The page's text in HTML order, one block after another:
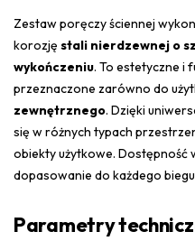
Zestaw poręczy ściennej
korozję stali nierdzewnej o
wykończeniu. To estetyczne i
przeznaczone zarówno do
zewnętrznego. Dzięki
się w różnych typach
obiekty użytkowe. Dostępność
dopasowanie do każdego
Parametry